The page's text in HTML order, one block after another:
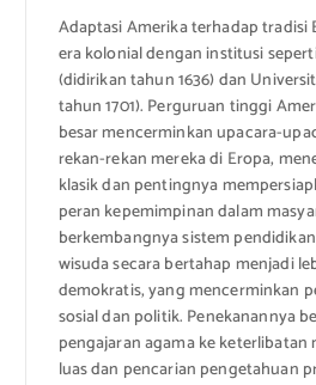
Adaptasi Amerika terhadap tradisi
era kolonial dengan institusi
(didirikan tahun 1636) dan
tahun 1701). Perguruan tinggi
besar mencerminkan upacara-
rekan-rekan mereka di Eropa,
klasik dan pentingnya
peran kepemimpinan dalam
berkembangnya sistem
wisuda secara bertahap menjadi
demokratis, yang mencerminkan
sosial dan politik. Penekanannya
pengajaran agama ke keterlibatan
luas dan pencarian pengetahuan